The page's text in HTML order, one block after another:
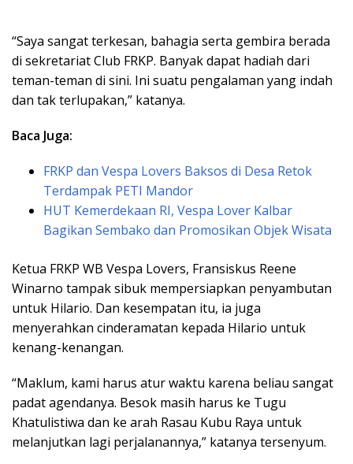
“Saya sangat terkesan, bahagia serta gembira berada
di sekretariat Club FRKP. Banyak dapat hadiah dari
teman-teman di sini. Ini suatu pengalaman yang indah
dan tak terlupakan,” katanya.
Baca Juga:
FRKP dan Vespa Lovers Baksos di Desa Retok
Terdampak PETI Mandor
HUT Kemerdekaan RI, Vespa Lover Kalbar
Bagikan Sembako dan Promosikan Objek Wisata
Ketua FRKP WB Vespa Lovers, Fransiskus Reene
Winarno tampak sibuk mempersiapkan penyambutan
untuk Hilario. Dan kesempatan itu, ia juga
menyerahkan cinderamatan kepada Hilario untuk
kenang-kenangan.
“Maklum, kami harus atur waktu karena beliau sangat
padat agendanya. Besok masih harus ke Tugu
Khatulistiwa dan ke arah Rasau Kubu Raya untuk
melanjutkan lagi perjalanannya,” katanya tersenyum.